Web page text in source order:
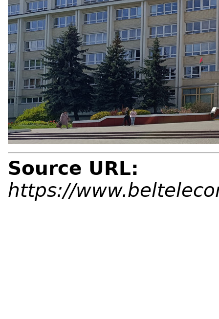
Source URL:
https://